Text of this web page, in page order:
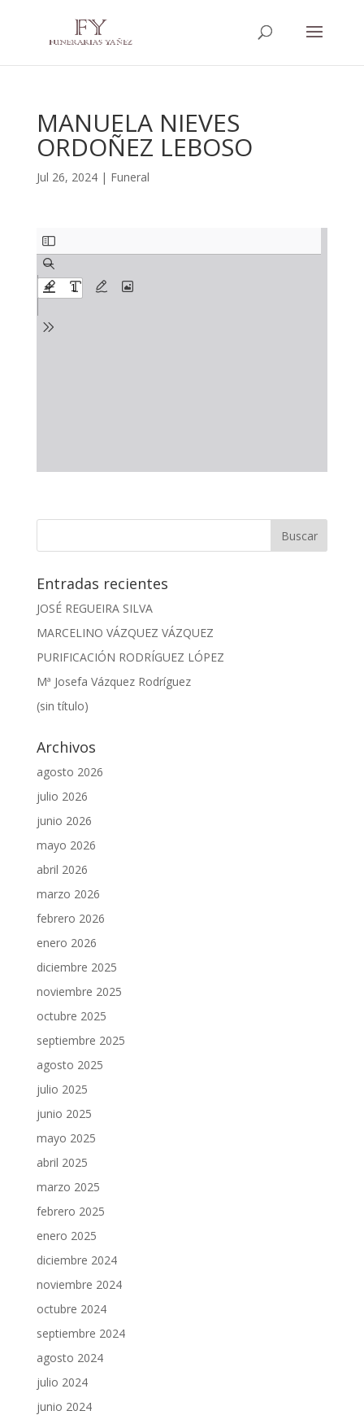
MANUELA NIEVES
ORDOÑEZ LEBOSO
Jul 26, 2024| Funeral
Entradas recientes
JOSÉ REGUEIRA SILVA
MARCELINO VÁZQUEZ VÁZQUEZ
PURIFICACIÓN RODRÍGUEZ LÓPEZ
Mª Josefa Vázquez Rodríguez
(sin título)
Archivos
agosto 2026
julio 2026
junio 2026
mayo 2026
abril 2026
marzo 2026
febrero 2026
enero 2026
diciembre 2025
noviembre 2025
octubre 2025
septiembre 2025
agosto 2025
julio 2025
junio 2025
mayo 2025
abril 2025
marzo 2025
febrero 2025
enero 2025
diciembre 2024
noviembre 2024
octubre 2024
septiembre 2024
agosto 2024
julio 2024
junio 2024